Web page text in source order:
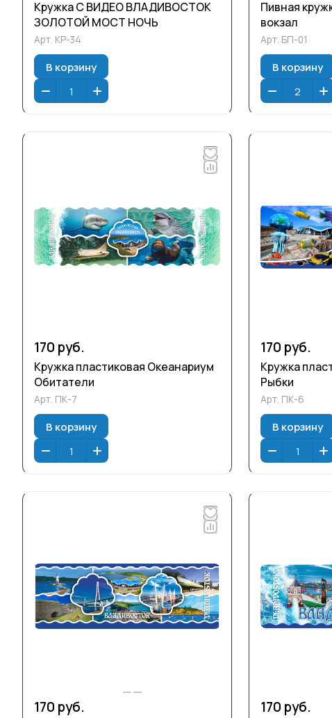
Кружка С ВИДЕО ВЛАДИВОСТОК
ЗОЛОТОЙ МОСТ НОЧЬ
Арт. КР-34
В корзину
Пивная
вокзал
Арт. БП-01
В корзину
170 руб.
Кружка пластиковая Океанариум
Обитатели
Арт. ПК-7
В корзину
170 руб.
Кружка
Рыбки
Арт. ПК-6
В корзину
170 руб. 170 руб.